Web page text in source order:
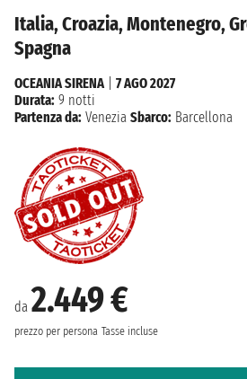
Italia, Croazia, Montenegro,
Spagna
da 2.449 €
prezzo per persona Tasse incluse
OCEANIA SIRENA
7 AGO 2027
Durata: 9 notti
Partenza da: Venezia Sbarco: Barcellona